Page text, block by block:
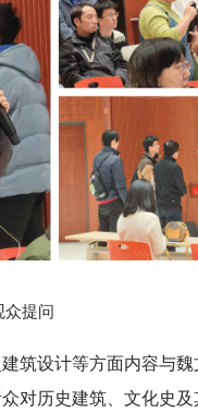
众提问
筑设计等方面内容与
对历史建筑、文化史